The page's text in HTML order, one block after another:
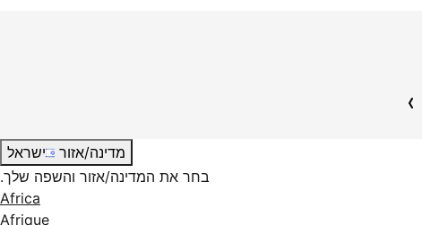
מדינה/אזור
ישראל
בחר את המדינה/אזור והשפה שלך.
Africa
Afrique